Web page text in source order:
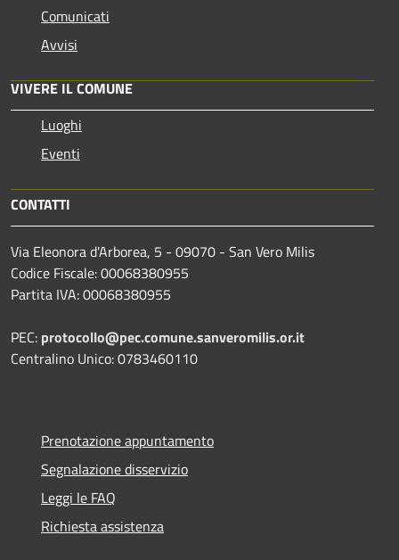
Comunicati
Avvisi
VIVERE IL COMUNE
Luoghi
Eventi
CONTATTI
Via Eleonora d'Arborea, 5 - 09070 - San Vero Milis
Codice Fiscale: 00068380955
Partita IVA: 00068380955
PEC: protocollo@pec.comune.sanveromilis.or.it
Centralino Unico: 0783460110
Prenotazione appuntamento
Segnalazione disservizio
Leggi le FAQ
Richiesta assistenza